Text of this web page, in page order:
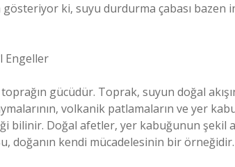
ki, suyu durdurma çabası bazen
Engeller
gücüdür. Toprak, suyun doğal
volkanik patlamaların ve yer
bilinir. Doğal afetler, yer kabuğunun şekil
doğanın kendi mücadelesinin bir örneğidir.